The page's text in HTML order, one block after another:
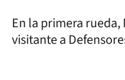
En la primera
visitante a